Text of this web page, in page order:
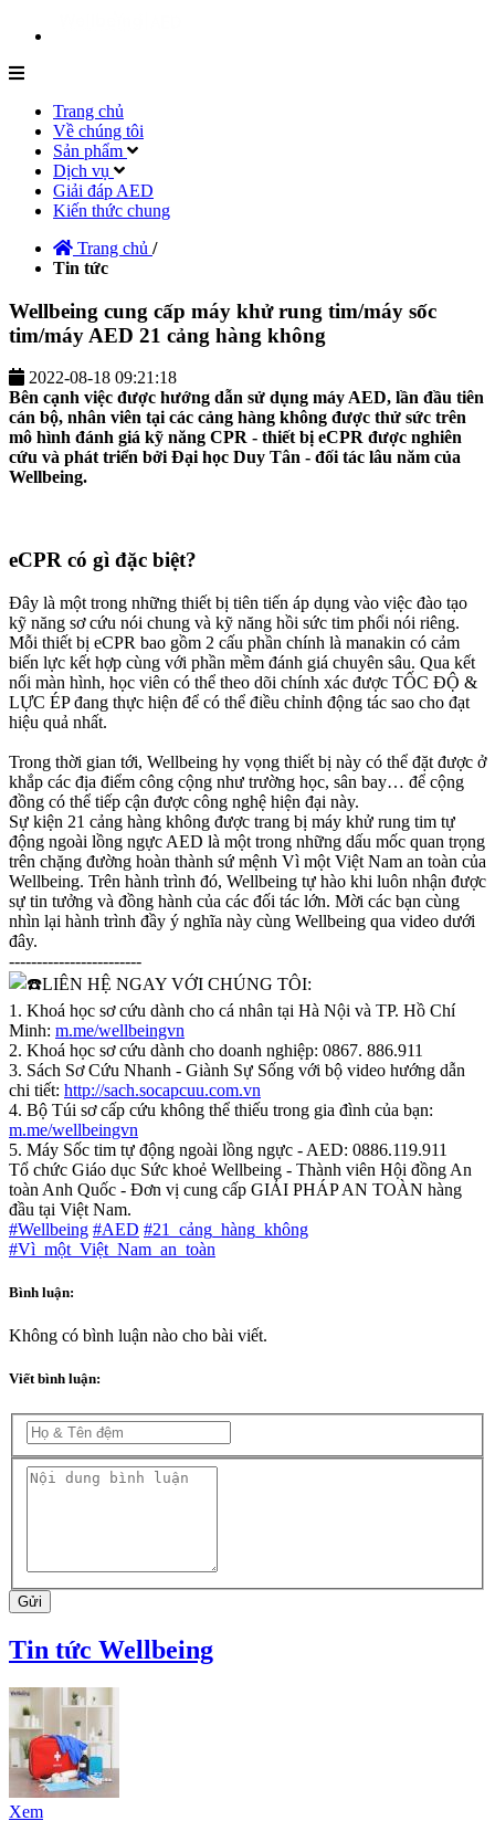
Trang chủ
Về chúng tôi
Sản phẩm
Dịch vụ
Giải đáp AED
Kiến thức chung
Trang chủ /
Tin tức
Wellbeing cung cấp máy khử rung tim/máy sốc
tim/máy AED 21 cảng hàng không
2022-08-18 09:21:18
Bên cạnh việc được hướng dẫn sử dụng máy AED, lần đầu tiên
cán bộ, nhân viên tại các cảng hàng không được thử sức trên
mô hình đánh giá kỹ năng CPR - thiết bị eCPR được nghiên
cứu và phát triển bởi Đại học Duy Tân - đối tác lâu năm của
Wellbeing.
eCPR có gì đặc biệt?
Đây là một trong những thiết bị tiên tiến áp dụng vào việc đào tạo
kỹ năng sơ cứu nói chung và kỹ năng hồi sức tim phổi nói riêng.
Mỗi thiết bị eCPR bao gồm 2 cấu phần chính là manakin có cảm
biến lực kết hợp cùng với phần mềm đánh giá chuyên sâu. Qua kết
nối màn hình, học viên có thể theo dõi chính xác được TỐC ĐỘ &
LỰC ÉP đang thực hiện để có thể điều chỉnh động tác sao cho đạt
hiệu quả nhất.
Trong thời gian tới, Wellbeing hy vọng thiết bị này có thể đặt được ở
khắp các địa điểm công cộng như trường học, sân bay… để cộng
đồng có thể tiếp cận được công nghệ hiện đại này.
Sự kiện 21 cảng hàng không được trang bị máy khử rung tim tự
động ngoài lồng ngực AED là một trong những dấu mốc quan trọng
trên chặng đường hoàn thành sứ mệnh Vì một Việt Nam an toàn của
Wellbeing. Trên hành trình đó, Wellbeing tự hào khi luôn nhận được
sự tin tưởng và đồng hành của các đối tác lớn. Mời các bạn cùng
nhìn lại hành trình đầy ý nghĩa này cùng Wellbeing qua video dưới
đây.
------------------------
LIÊN HỆ NGAY VỚI CHÚNG TÔI:
1. Khoá học sơ cứu dành cho cá nhân tại Hà Nội và TP. Hồ Chí
Minh: m.me/wellbeingvn
2. Khoá học sơ cứu dành cho doanh nghiệp: 0867. 886.911
3. Sách Sơ Cứu Nhanh - Giành Sự Sống với bộ video hướng dẫn
chi tiết: http://sach.socapcuu.com.vn
4. Bộ Túi sơ cấp cứu không thể thiếu trong gia đình của bạn:
m.me/wellbeingvn
5. Máy Sốc tim tự động ngoài lồng ngực - AED: 0886.119.911
Tổ chức Giáo dục Sức khoẻ Wellbeing - Thành viên Hội đồng An
toàn Anh Quốc - Đơn vị cung cấp GIẢI PHÁP AN TOÀN hàng
đầu tại Việt Nam.
#Wellbeing #AED #21_cảng_hàng_không
#Vì_một_Việt_Nam_an_toàn
Bình luận:
Không có bình luận nào cho bài viết.
Viết bình luận:
Gửi
Tin tức Wellbeing
Xem